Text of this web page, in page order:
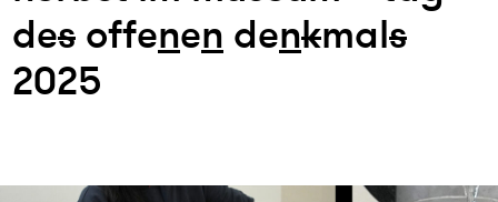
desoffenen denkmals
2025